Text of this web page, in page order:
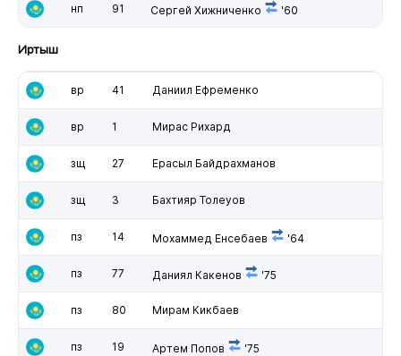
нп 91 Сергей Хижниченко '60
Иртыш
вр 41 Даниил Ефременко
вр 1 Мирас Рихард
зщ 27 Ерасыл Байдрахманов
зщ 3 Бахтияр Толеуов
пз 14 Мохаммед Енсебаев '64
пз 77 Даниял Какенов '75
пз 80 Мирам Кикбаев
пз 19 Артем Попов '75